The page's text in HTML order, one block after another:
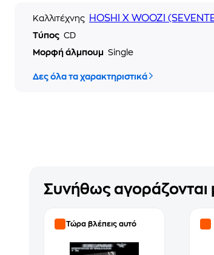
Καλλιτέχνης HOSHI X WOOZI
Τύπος CD
Μορφή άλμπουμ Single
Δες όλα τα χαρακτηριστικά
Συνήθως αγοράζονται
Τώρα βλέπεις αυτό